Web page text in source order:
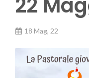
22
18 Mag, 22